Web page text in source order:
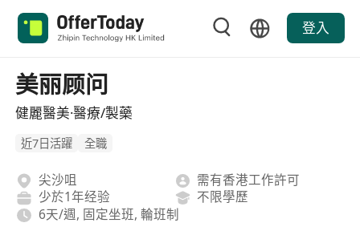
登入
美丽顾问
健麗醫美·醫療/製藥
近7日活躍 全職
尖沙咀
需有香港工作許可
少於1年经验
不限學歷
6天/週, 固定坐班, 輪班制